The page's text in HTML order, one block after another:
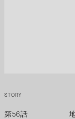
STORY
第56話